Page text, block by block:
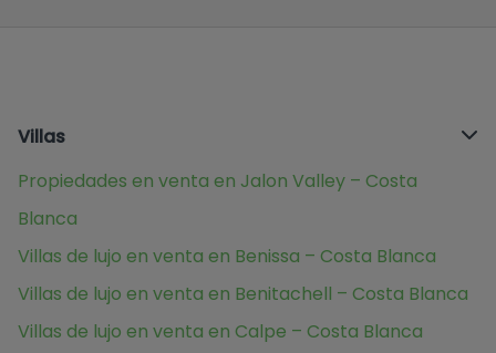
Villas
Propiedades en venta en Jalon Valley – Costa
Blanca
Villas de lujo en venta en Benissa – Costa Blanca
Villas de lujo en venta en Benitachell – Costa Blanca
Villas de lujo en venta en Calpe – Costa Blanca